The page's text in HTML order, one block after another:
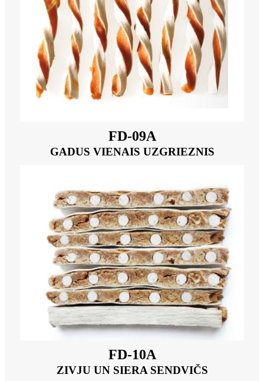
FD-09A
GADUS VIENAIS UZGRIEZNIS
FD-10A
ZIVJU UN SIERA SENDVIČS